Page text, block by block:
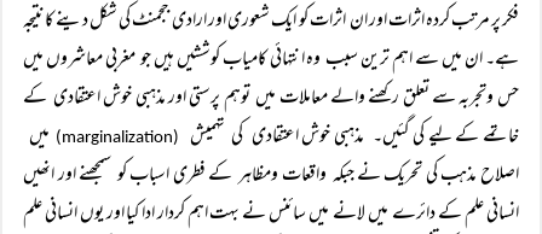
فکر پر مرتب کردہ اثرات اور ان اثرات کو ایک شعوری اور ارادی ججمنٹ کی شکل دینے کا نتیجہ
ہے۔ ان میں سے اہم ترین سبب وہ انتہائی کامیاب کوششیں ہیں جو مغربی معاشروں میں
حس وتجربہ سے تعلق رکھنے والے معاملات میں توہم پرستی اور مذہبی خوش اعتقادی کے
خاتمے کے لیے کی گئیں۔ مذہبی خوش اعتقادی کی تہمیش (marginalization)
میں
اصلاح مذہب کی تحریک نے جبکہ واقعات ومظاہر کے فطری اسباب کو سمجھنے اور انھیں
انسانی علم کے دائرے میں لانے میں سائنس نے بہت اہم کردار ادا کیا اور یوں انسانی علم